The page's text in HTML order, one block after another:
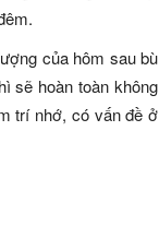
của hôm sau bù
sẽ hoàn toàn không
trí nhớ, có vấn đề ở